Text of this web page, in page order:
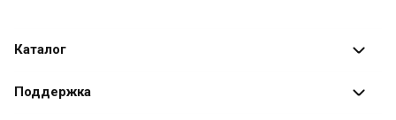
Каталог
Каталог программ
Поддержка